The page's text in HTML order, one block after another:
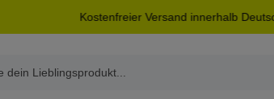
Kostenfreier Versand innerhalb